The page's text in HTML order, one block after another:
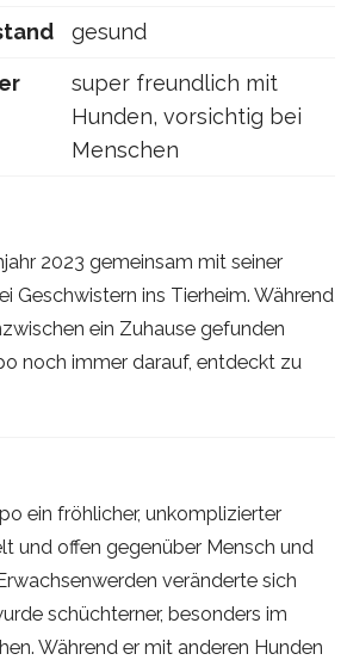
gesund
super freundlich mit
Hunden, vorsichtig bei
Menschen
2023 gemeinsam mit seiner
Geschwistern ins Tierheim. Während
ein Zuhause gefunden
noch immer darauf, entdeckt zu
ein fröhlicher, unkomplizierter
und offen gegenüber Mensch und
veränderte sich
schüchterner, besonders im
Während er mit anderen Hunden